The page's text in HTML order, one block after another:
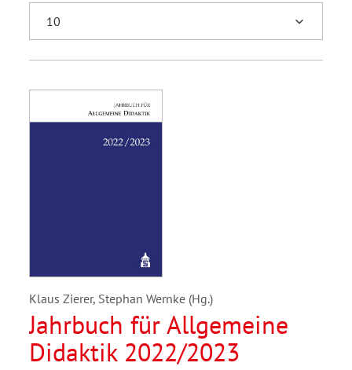
Klaus Zierer, Stephan Wernke (Hg.)
Jahrbuch für Allgemeine
Didaktik 2022/2023